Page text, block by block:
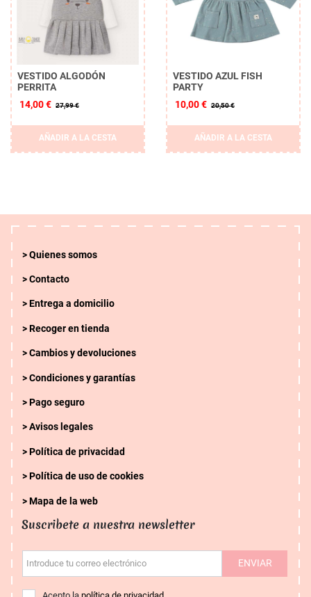
VESTIDO ALGODÓN
PERRITA
14,00 € 27,99 €
AÑADIR A LA CESTA
VESTIDO AZUL FISH
PARTY
10,00 € 20,50 €
AÑADIR A LA CESTA
Quienes somos
Contacto
Entrega a domicilio
Recoger en tienda
Cambios y devoluciones
Condiciones y garantías
Pago seguro
Avisos legales
Política de privacidad
Política de uso de cookies
Mapa de la web
Suscribete a nuestra newsletter
Introduce tu correo electrónico ENVIAR